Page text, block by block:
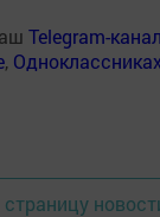
Telegram-канал
,